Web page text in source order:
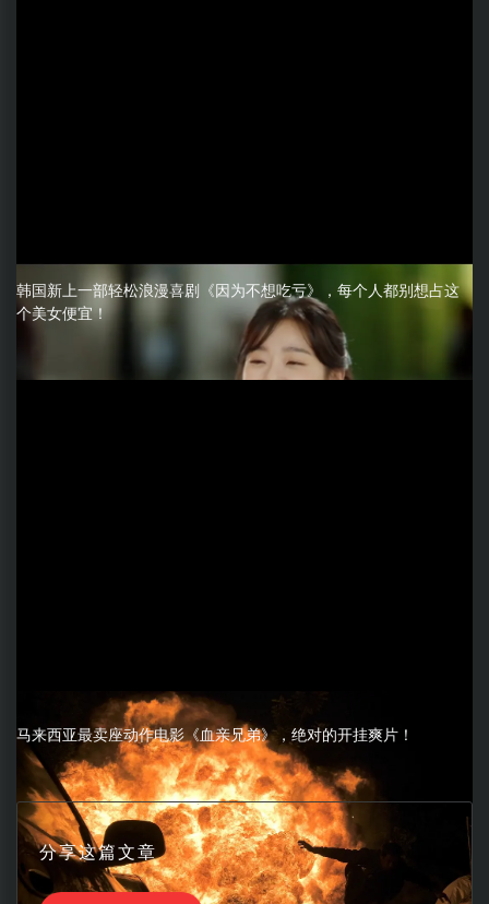
韩国新上一部轻松浪漫喜剧《因为不想吃亏》，每个人都别想占这
个美女便宜！
马来西亚最卖座动作电影《血亲兄弟》，绝对的开挂爽片！
分享这篇文章